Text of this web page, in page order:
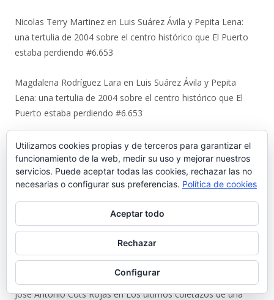
Nicolas Terry Martinez en Luis Suárez Ávila y Pepita Lena:
una tertulia de 2004 sobre el centro histórico que El Puerto
estaba perdiendo #6.653
Magdalena Rodríguez Lara en Luis Suárez Ávila y Pepita
Lena: una tertulia de 2004 sobre el centro histórico que El
Puerto estaba perdiendo #6.653
JuanenUrbaluz, cuando El Puerto se vistió la americana
#6.652
Manuel Almisas Albéndizen Uno a uno: el cruel destino de los
jóvenes comunistas de El Puerto tras el golpe militar de 1936
Los últimos coletazos de una enseñanza
basada en el miedo #6.651
José Antonio Cots RojasenLos últimos coletazos de una
Utilizamos cookies propias y de terceros para garantizar el
funcionamiento de la web, medir su uso y mejorar nuestros
servicios. Puede aceptar todas las cookies, rechazar las no
necesarias o configurar sus preferencias. Política de cookies
Aceptar todo
Rechazar
Configurar